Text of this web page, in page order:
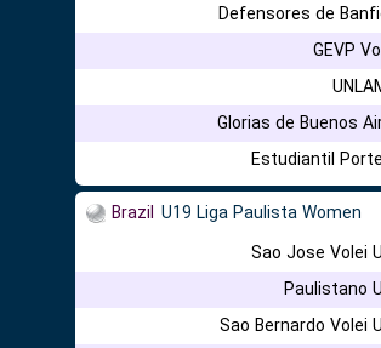
Defensores de
GEVP
Glorias de Buenos
Estudiantil
Brazil U19 Liga Paulista Women
Sao Jose Volei
Paulistano
Sao Bernardo Volei